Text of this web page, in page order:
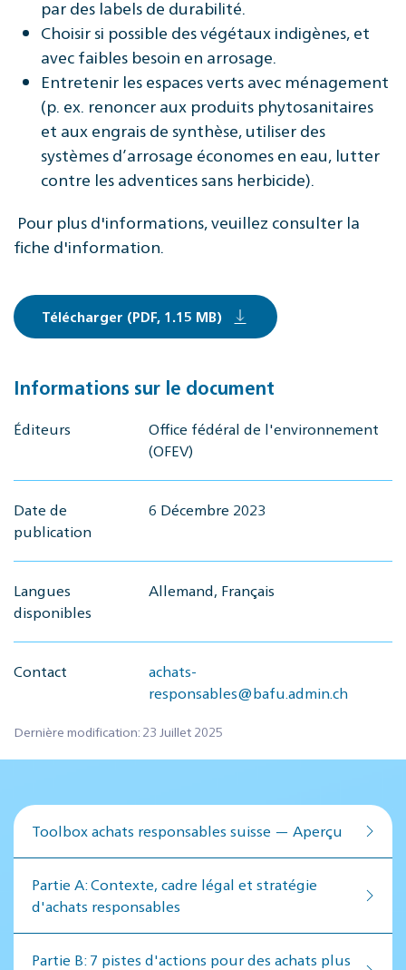
par des labels de durabilité.
Choisir si possible des végétaux indigènes, et
avec faibles besoin en arrosage.
Entretenir les espaces verts avec ménagement
(p. ex. renoncer aux produits phytosanitaires
et aux engrais de synthèse, utiliser des
systèmes d’arrosage économes en eau, lutter
contre les adventices sans herbicide).
Pour plus d'informations, veuillez consulter la
fiche d'information.
Télécharger (PDF, 1.15 MB)
Informations sur le document
Éditeurs
Office fédéral de l'environnement
(OFEV)
Date de
publication
6 Décembre 2023
Langues
disponibles
Allemand, Français
Contact
achats-
responsables@bafu.admin.ch
Dernière modification: 23 Juillet 2025
Toolbox achats responsables suisse — Aperçu
Par­tie A: Contex­te, cadre lé­gal et stratégie
d'achats responsables
Par­tie B: 7 pistes d'actions pour des achats plus